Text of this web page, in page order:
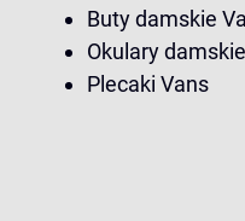
Buty damskie
Okulary
Plecaki Vans